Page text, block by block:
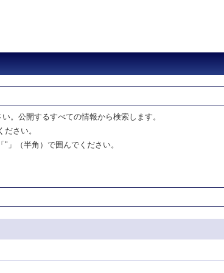
。公開するすべての情報から検索します。
さい。
（半角）で囲んでください。